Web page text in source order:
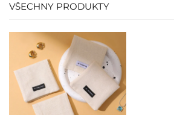
VŠECHNY PRODUKTY